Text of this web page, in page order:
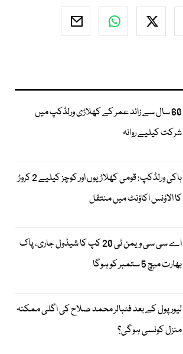
60 سال سے زائد عمر کے کھلاڑی ورلڈکپ میں
شرکت کیلیے روانہ
ہاکی ورلڈکپ: قومی کھلاڑیوں اور کوچز کیلیے 2 کروڑ
کا الاؤنس اکاؤنٹ میں منتقل
اے سی سی ویمن ٹی 20 کپ کا شیڈول جاری، پاک
بھارت میچ 5 ستمبر کو ہوگا
لیور پول کے بعد فٹبالر محمد صلاح کی اگلی ممکنہ
منزل کونسی ہوگی؟